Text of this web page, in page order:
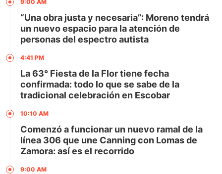
9:00 AM
“Una obra justa y necesaria”: Moreno tendrá
un nuevo espacio para la atención de
personas del espectro autista
4:41 PM
La 63° Fiesta de la Flor tiene fecha
confirmada: todo lo que se sabe de la
tradicional celebración en Escobar
10:10 AM
Comenzó a funcionar un nuevo ramal de la
línea 306 que une Canning con Lomas de
Zamora: así es el recorrido
9:00 AM